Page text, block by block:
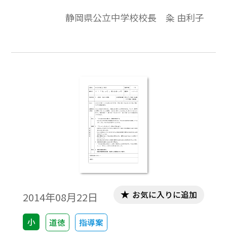
た。（ねらい）人のために働くことの心地
んで働こうとする態度を養う。
静岡県公立中学校校長 粂 由利子
2014年08月22日
小 道徳 指導案
お気に入りに追加